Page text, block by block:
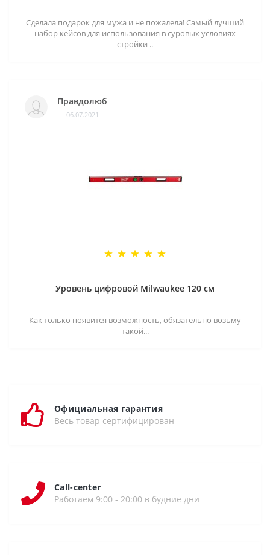
Сделала подарок для мужа и не пожалела! Самый лучший
набор кейсов для использования в суровых условиях
стройки ..
Правдолюб
06.07.2021
Уровень цифровой Milwaukee 120 см
Как только появится возможность, обязательно возьму
такой...
Официальная гарантия
Весь товар сертифицирован
Call-center
Работаем 9:00 - 20:00 в будние дни